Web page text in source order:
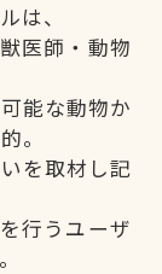
は、
医師・動物
能な動物か
。
を取材し記
行うユーザ